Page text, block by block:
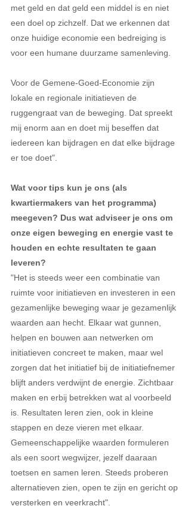
met geld en dat geld een middel is en niet
een doel op zichzelf. Dat we erkennen dat
onze huidige economie een bedreiging is
voor een humane duurzame samenleving.
Voor de Gemene-Goed-Economie zijn
lokale en regionale initiatieven de
ruggengraat van de beweging. Dat spreekt
mij enorm aan en doet mij beseffen dat
iedereen kan bijdragen en dat elke bijdrage
er toe doet".
Wat voor tips kun je ons (als
kwartiermakers van het programma)
meegeven? Dus wat adviseer je ons om
onze eigen beweging en energie vast te
houden en echte resultaten te gaan
leveren?
"Het is steeds weer een combinatie van
ruimte voor initiatieven en investeren in een
gezamenlijke beweging waar je gezamenlijk
waarden aan hecht. Elkaar wat gunnen,
helpen en bouwen aan netwerken om
initiatieven concreet te maken, maar wel
zorgen dat het initiatief bij de initiatiefnemer
blijft anders verdwijnt de energie. Zichtbaar
maken en erbij betrekken wat al voorbeeld
is. Resultaten leren zien, ook in kleine
stappen en deze vieren met elkaar.
Gemeenschappelijke waarden formuleren
als een soort wegwijzer, jezelf daaraan
toetsen en samen leren. Steeds proberen
alternatieven zien, open te zijn en gericht op
versterken en veerkracht".